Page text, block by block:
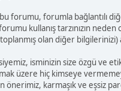
bu forumu, forumla
kullanış tarzınızın
olan diğer bilgilerinizi)
isminizin size özgü ve
hiç kimseye vermemeyi
önerimiz, karmaşık ve eşsiz